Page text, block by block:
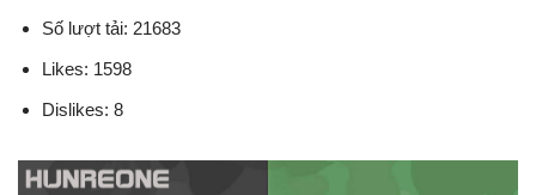
Số lượt tải: 21683
Likes: 1598
Dislikes: 8